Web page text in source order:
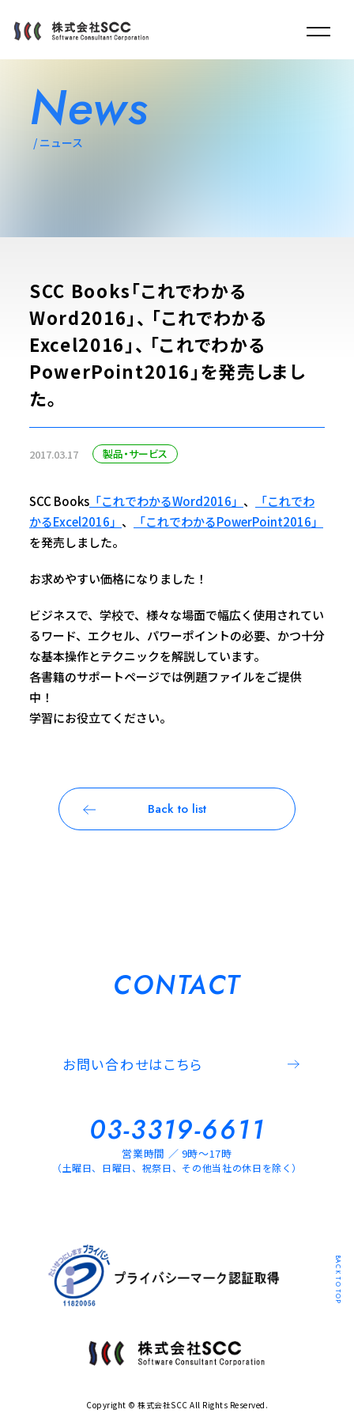
News
ニュース
SCC Books「これでわかる
Word2016」、 「これでわかる
Excel2016」、 「これでわかる
PowerPoint2016」を発売しまし
た。
2017.03.17 製品・サービス
SCC Books 「これでわかるWord2016」 、
「これでわ
かるExcel2016」 、
「これでわかるPowerPoint2016」
を発売しました。
お求めやすい価格になりました！
ビジネスで、学校で、様々な場面で幅広く使用されてい
るワード、エクセル、パワーポイントの必要、かつ十分
な基本操作とテクニックを解説しています。
各書籍のサポートページでは例題ファイルをご提供
中！
学習にお役立てください。
Back to list
CONTACT
お問い合わせはこちら
03-3319-6611
営業時間 ／ 9時～17時
（土曜日、日曜日、祝祭日、その他当社の休日を除く）
Copyright © 株式会社SCC All Rights Reserved.
BACK TO TOP